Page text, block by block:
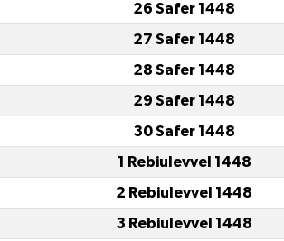
26 Safer 1448
27 Safer 1448
28 Safer 1448
29 Safer 1448
30 Safer 1448
1 Rebiulevvel 1448
2 Rebiulevvel 1448
3 Rebiulevvel 1448